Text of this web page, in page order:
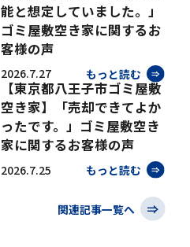
能と想定していました。」
ゴミ屋敷空き家に関するお
客様の声
2026.7.27 もっと読む
【東京都八王子市ゴミ屋敷
空き家】「売却できてよか
ったです。」ゴミ屋敷空き
家に関するお客様の声
2026.7.25 もっと読む
関連記事一覧へ